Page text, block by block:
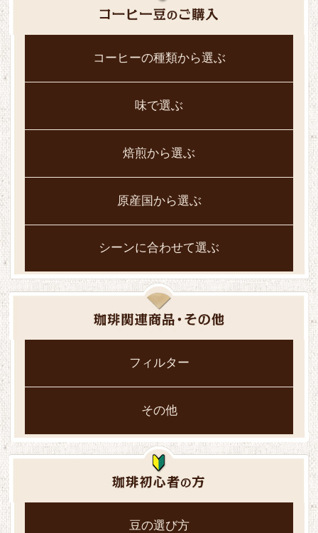
コーヒーの種類から選ぶ
味で選ぶ
焙煎から選ぶ
原産国から選ぶ
シーンに合わせて選ぶ
フィルター
その他
豆の選び方